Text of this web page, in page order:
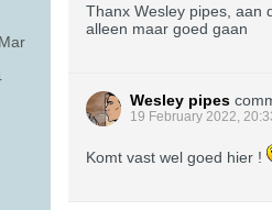
Mar
Thanx Wesley pipes, aan
alleen maar goed gaan
Wesley pipes
19 February 2022,
Komt vast wel goed hier !